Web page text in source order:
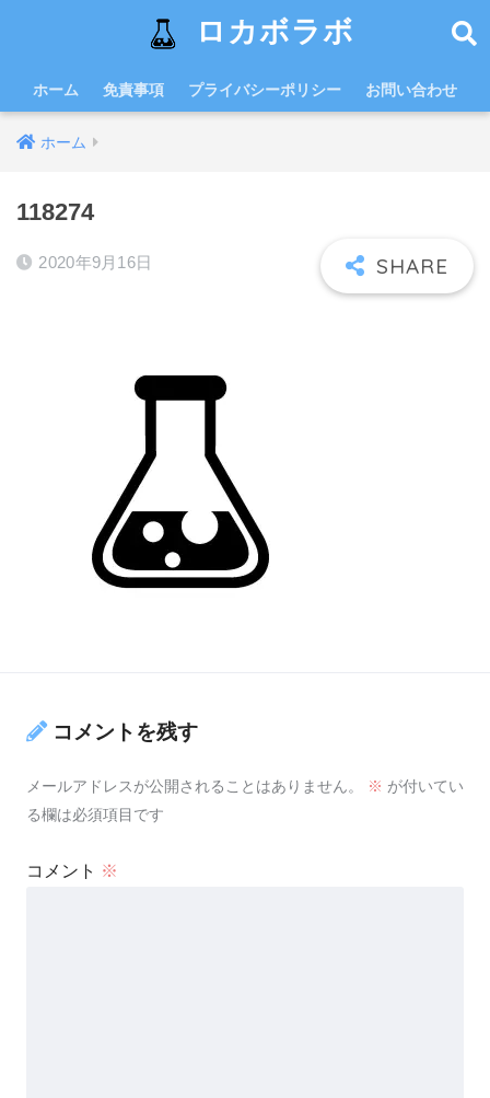
ロカボラボ
ホーム 免責事項 プライバシーポリシー お問い合わせ
ホーム
118274
2020年9月16日
コメントを残す
メールアドレスが公開されることはありません。 ※ が付いてい
る欄は必須項目です
コメント ※